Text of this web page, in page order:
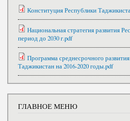
Конституция Республики
Национальная стратегия развития
период до 2030 г.pdf
Программа среднесрочного
Таджикистан на 2016-2020 годы.pdf
ГЛАВНОЕ МЕНЮ